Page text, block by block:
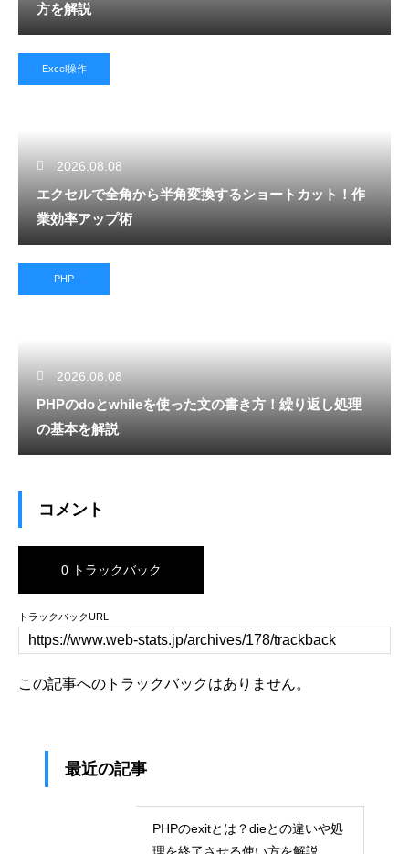
方を解説
Excel操作
2026.08.08
エクセルで全角から半角変換するショートカット！作
業効率アップ術
PHP
2026.08.08
PHPのdoとwhileを使った文の書き方！繰り返し処理
の基本を解説
コメント
0 トラックバック
トラックバックURL
この記事へのトラックバックはありません。
最近の記事
PHPのexitとは？dieとの違いや処
理を終了させる使い方を解説